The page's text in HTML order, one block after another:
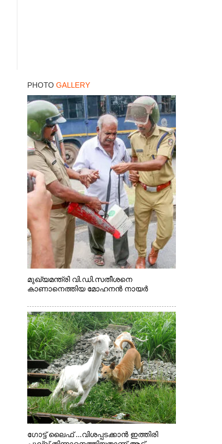
PHOTO GALLERY
മുഖ്യമന്ത്രി വി.ഡി.സതീശനെ
കാണാനെത്തിയ മോഹനൻ നായർ
ഗോട്ട് ലൈഫ് ...വിശപ്പടക്കാൻ ഇത്തിരി